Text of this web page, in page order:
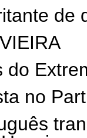
de
do
no